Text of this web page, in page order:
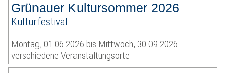
Grünauer Kultursommer 2026
Kulturfestival
Montag, 01.06.2026 bis Mittwoch, 30.09.2026
verschiedene Veranstaltungsorte